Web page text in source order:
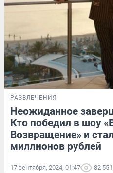
РАЗВЛЕЧЕНИЯ
Неожиданное
Кто победил в шоу
Возвращение» и
миллионов рублей
17 сентября, 2024, 01:47 82 551